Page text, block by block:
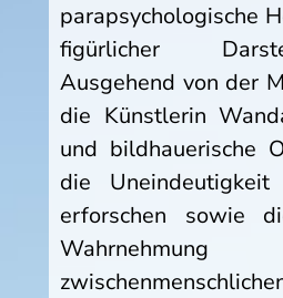
parapsychologische
figürlicher
Ausgehend von der
die Künstlerin
und bildhauerische
die Uneindeutigkeit
erforschen sowie